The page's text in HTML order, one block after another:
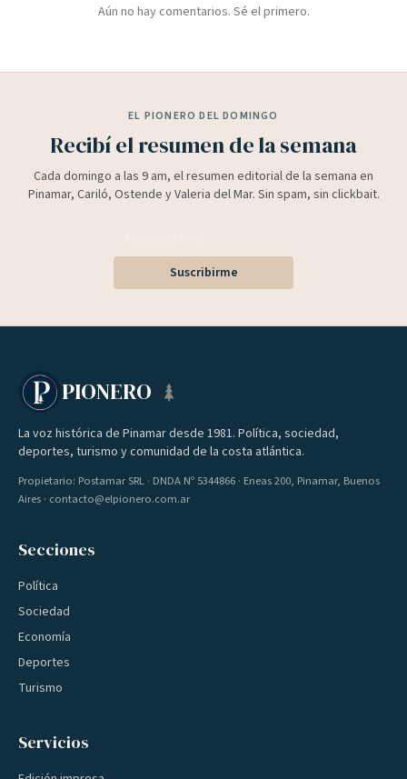
Aún no hay comentarios. Sé el primero.
EL PIONERO DEL DOMINGO
Recibí el resumen de la semana
Cada domingo a las 9 am, el resumen editorial de la semana en
Pinamar, Cariló, Ostende y Valeria del Mar. Sin spam, sin clickbait.
Suscribirme
PIONERO
La voz histórica de Pinamar desde 1981. Política, sociedad,
deportes, turismo y comunidad de la costa atlántica.
Propietario: Postamar SRL · DNDA Nº 5344866 · Eneas 200, Pinamar, Buenos
Aires · contacto@elpionero.com.ar
Secciones
Política
Sociedad
Economía
Deportes
Turismo
Servicios